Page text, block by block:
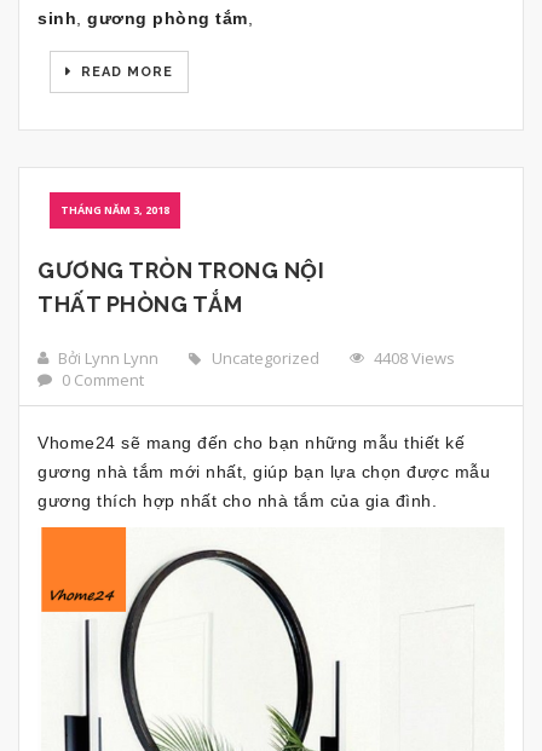
sinh
gương phòng tắm
READ MORE
THÁNG NĂM 3, 2018
GƯƠNG TRÒN TRONG NỘI
THẤT PHÒNG TẮM
Bởi Lynn Lynn Uncategorized
4408 Views
0 Comment
Vhome24 sẽ mang đến cho bạn những mẫu thiết kế
gương nhà tắm mới nhất, giúp bạn lựa chọn được mẫu
gương thích hợp nhất cho nhà tắm của gia đình.